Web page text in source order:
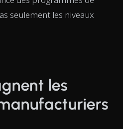
seulement les niveaux
les